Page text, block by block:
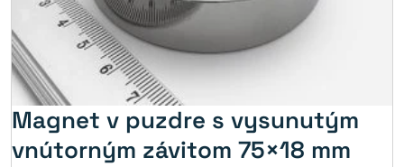
Magnet v puzdre s vysunutým
vnútorným závitom 75×18 mm